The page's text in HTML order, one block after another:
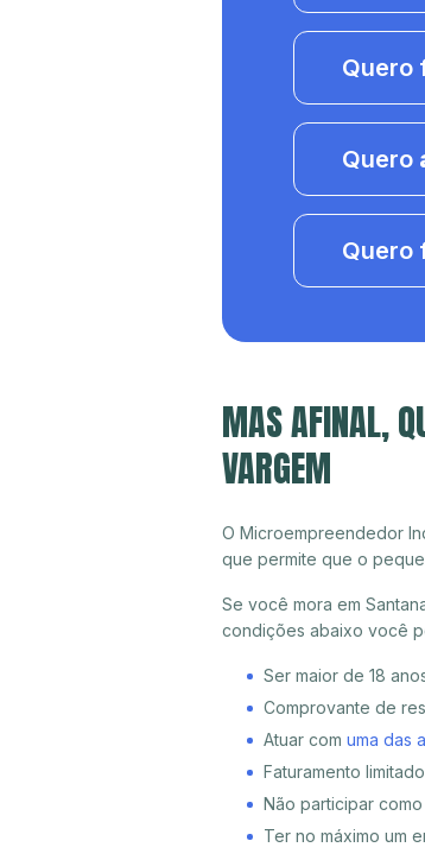
Quero
Quero
Quero
MAS AFINAL,
VARGEM
O Microempreendedor
que permite que o
Se você mora em
condições abaixo você
Ser maior de 18
Comprovante de
Atuar com uma das
Faturamento
Não participar
Ter no máximo um